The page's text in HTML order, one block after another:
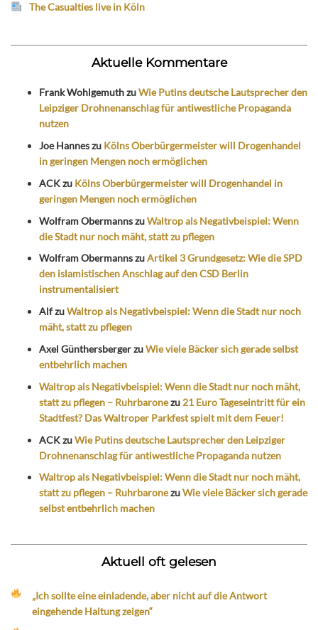
The Casualties live in Köln
Aktuelle Kommentare
Frank WohlgemuthzuWie Putins deutsche Lautsprecher den
Leipziger Drohnenanschlag für antiwestliche Propaganda
nutzen
Joe Hanneszu Kölns Oberbürgermeister will Drogenhandel
in geringen Mengen noch ermöglichen
ACKzu Kölns Oberbürgermeister will Drogenhandel in
geringen Mengen noch ermöglichen
Wolfram ObermannszuWaltrop als Negativbeispiel: Wenn
die Stadt nur noch mäht, statt zu pflegen
Wolfram ObermannszuArtikel 3 Grundgesetz: Wie die SPD
den islamistischen Anschlag auf den CSD Berlin
instrumentalisiert
AlfzuWaltrop als Negativbeispiel: Wenn die Stadt nur noch
mäht, statt zu pflegen
Axel GünthersbergerzuWie viele Bäcker sich gerade selbst
entbehrlich machen
Waltrop als Negativbeispiel: Wenn die Stadt nur noch mäht,
statt zu pflegen – Ruhrbaronezu 21 Euro Tageseintritt für ein
Stadtfest? Das Waltroper Parkfest spielt mit dem Feuer!
ACKzuWie Putins deutsche Lautsprecher den Leipziger
Drohnenanschlag für antiwestliche Propaganda nutzen
Waltrop als Negativbeispiel: Wenn die Stadt nur noch mäht,
statt zu pflegen – RuhrbaronezuWie viele Bäcker sich gerade
selbst entbehrlich machen
Aktuell oft gelesen
„Ich sollte eine einladende, aber nicht auf die Antwort
eingehende Haltung zeigen“